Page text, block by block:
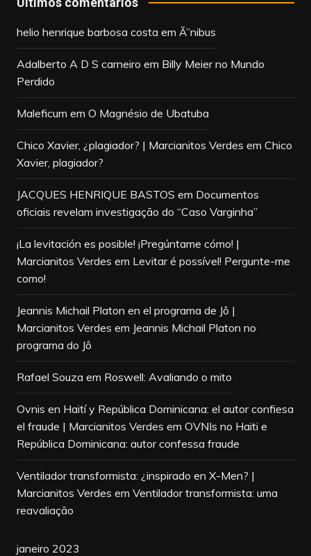
helio henrique barbosa costa em Ã”nibus
Adalberto A D S carneiro em Billy Meier no Mundo
Perdido
Maleficum em O Magnésio de Ubatuba
Chico Xavier, ¿plagiador? | Marcianitos Verdes em Chico
Xavier, plagiador?
JACQUES HENRIQUE BASTOS em Documentos
oficiais revelam investigação do “Caso Varginha”
¡La levitación es posible! ¡Pregúntame cómo! |
Marcianitos Verdes em Levitar é possível! Pergunte-me
como!
Jeannis Michail Platon en el programa de Jô |
Marcianitos Verdes em Jeannis Michail Platon no
programa do Jô
Rafael Souza em Roswell: Avaliando o mito
Ovnis en Haití y República Dominicana: el autor confiesa
el fraude | Marcianitos Verdes em OVNIs no Haiti e
República Dominicana: autor confessa fraude
Ventilador transformista: ¿inspirado en X-Men? |
Marcianitos Verdes em Ventilador transformista: uma
reavaliação
janeiro 2023